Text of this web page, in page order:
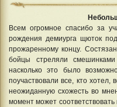
Всем огромное спасибо за
рождения демиурга щюток
прожаренному концу.
бойцы стреляли
насколько это было
поучаствовали все, кто хотел,
неожиданную схожесть во
момент может